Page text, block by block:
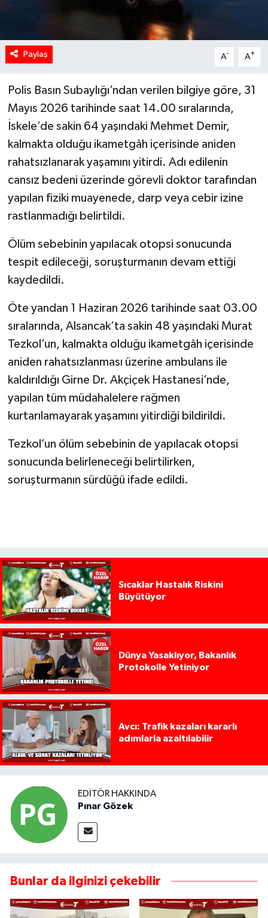
Paylaş A- A+
Polis Basın Subaylığı’ndan verilen bilgiye göre, 31
Mayıs 2026 tarihinde saat 14.00 sıralarında,
İskele’de sakin 64 yaşındaki Mehmet Demir,
kalmakta olduğu ikametgâh içerisinde aniden
rahatsızlanarak yaşamını yitirdi. Adı edilenin
cansız bedeni üzerinde görevli doktor tarafından
yapılan fiziki muayenede, darp veya cebir izine
rastlanmadığı belirtildi.
Ölüm sebebinin yapılacak otopsi sonucunda
tespit edileceği, soruşturmanın devam ettiği
kaydedildi.
Öte yandan 1 Haziran 2026 tarihinde saat 03.00
sıralarında, Alsancak’ta sakin 48 yaşındaki Murat
Tezkol’un, kalmakta olduğu ikametgâh içerisinde
aniden rahatsızlanması üzerine ambulans ile
kaldırıldığı Girne Dr. Akçiçek Hastanesi’nde,
yapılan tüm müdahalelere rağmen
kurtarılamayarak yaşamını yitirdiği bildirildi.
Tezkol’un ölüm sebebinin de yapılacak otopsi
sonucunda belirleneceği belirtilirken,
soruşturmanın sürdüğü ifade edildi.
Sıcaklar Hastalık Riskini
Büyütüyor
Dünya Yasaklıyor, Bakanlık
Protokolle Yetiniyor
Avcı: Trafik kazaları kararlı
adımlarla azaltılabilir
EDITÖR HAKKINDA
Pınar Gözek
Bunlar da ilginizi çekebilir